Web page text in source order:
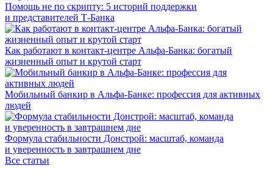
Помощь не по скрипту: 5 историй поддержки
и представителей Т-Банка
Как работают в контакт-центре Альфа-Банка: богатый
жизненный опыт и крутой старт
Мобильный банкир в Альфа-Банке: профессия для активных
людей
Формула стабильности Донстрой: масштаб, команда
и уверенность в завтрашнем дне
Все статьи